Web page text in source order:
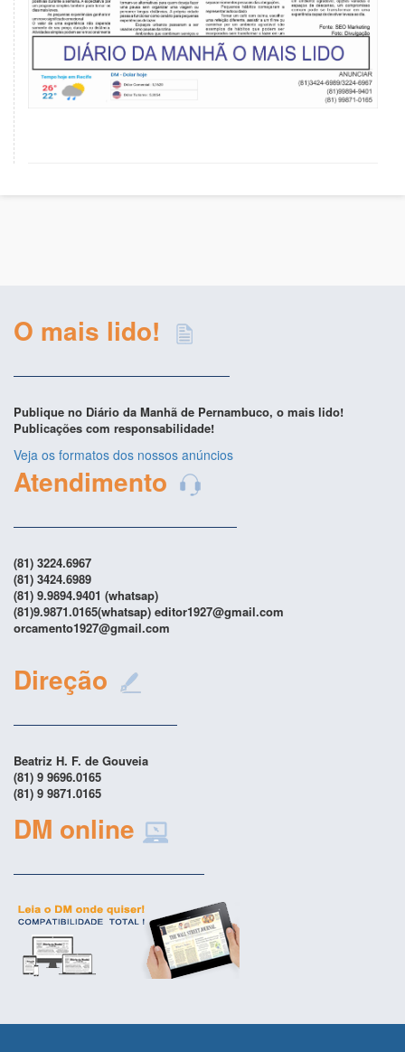
O mais lido!
Publique no Diário da Manhã de Pernambuco, o mais lido!
Publicações com responsabilidade!
Veja os formatos dos nossos anúncios
Atendimento
(81) 3224.6967
(81) 3424.6989
(81) 9.9894.9401 (whatsap)
(81)9.9871.0165(whatsap) editor1927@gmail.com
orcamento1927@gmail.com
Direção
Beatriz H. F. de Gouveia
(81) 9 9696.0165
(81) 9 9871.0165
DM online